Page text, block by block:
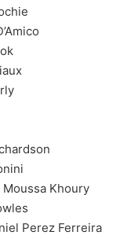
Khoury
Ferreira